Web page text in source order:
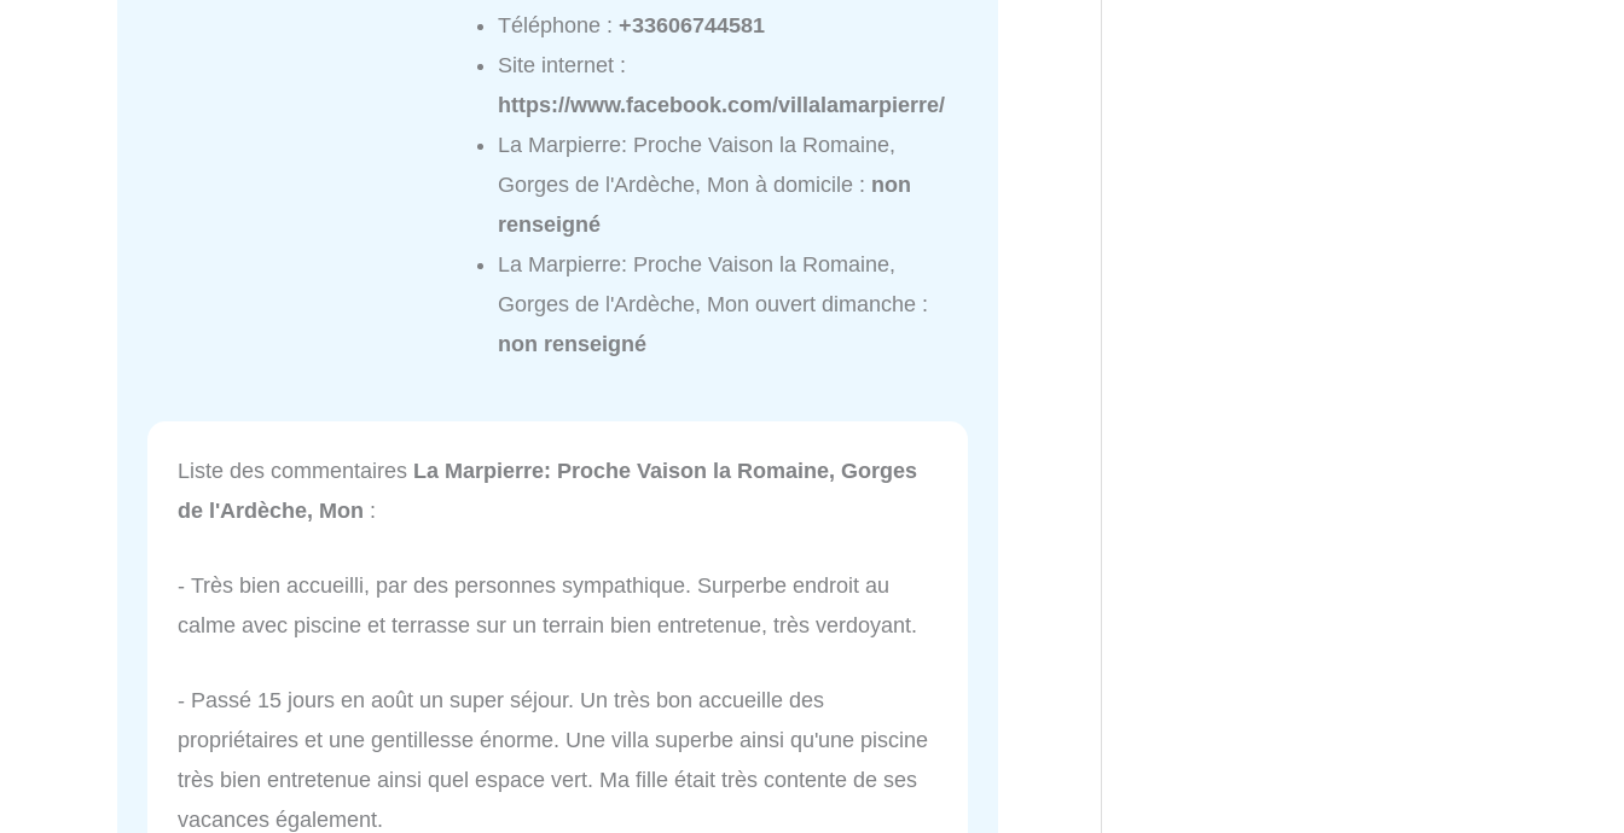
Téléphone :+33606744581
Site internet :
https://www.facebook.com/villalamarpierre/
La Marpierre: Proche Vaison la Romaine,
Gorges de l'Ardèche, Mon à domicile : non
renseigné
La Marpierre: Proche Vaison la Romaine,
Gorges de l'Ardèche, Mon ouvert dimanche :
non renseigné
Liste des commentaires La Marpierre: Proche Vaison la Romaine, Gorges
de l'Ardèche, Mon :
- Très bien accueilli, par des personnes sympathique. Surperbe endroit au
calme avec piscine et terrasse sur un terrain bien entretenue, très verdoyant.
- Passé 15 jours en août un super séjour. Un très bon accueille des
propriétaires et une gentillesse énorme. Une villa superbe ainsi qu'une piscine
très bien entretenue ainsi quel espace vert. Ma fille était très contente de ses
vacances également.